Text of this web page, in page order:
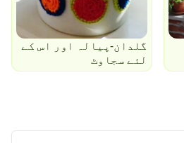
گلدان-پیالہ اور اس کے
لئے سجاوٹ